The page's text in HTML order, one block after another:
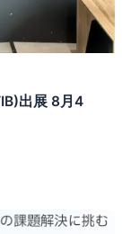
出展 8月4